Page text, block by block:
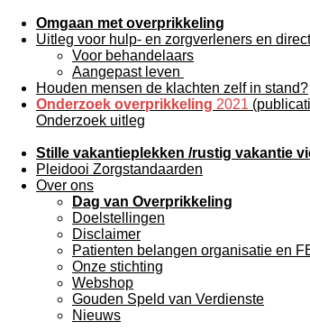
Omgaan met overprikkeling
Uitleg voor hulp- en zorgverleners en
Voor behandelaars
Aangepast leven
Houden mensen de klachten zelf in stand?
Onderzoek overprikkeling 2021
Onderzoek uitleg
Stille vakantieplekken /rustig vakantie
Pleidooi Zorgstandaarden
Over ons
Dag van Overprikkeling
Doelstellingen
Disclaimer
Patienten belangen organisatie en
Onze stichting
Webshop
Gouden Speld van Verdienste
Nieuws